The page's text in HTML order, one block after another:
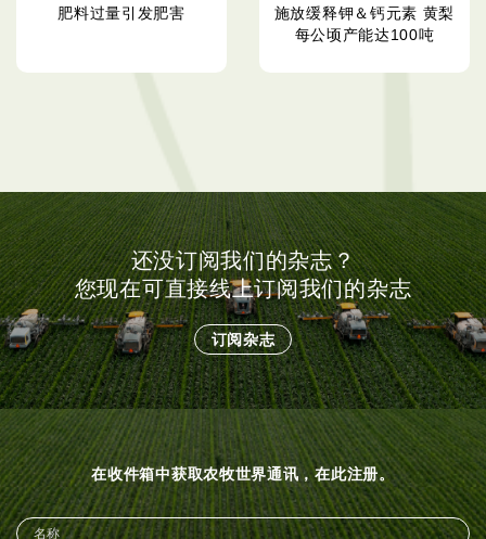
肥料过量引发肥害
施放缓释钾＆钙元素 黄梨
每公顷产能达100吨
还没订阅我们的杂志？
您现在可直接线上订阅我们的杂志
订阅杂志
在收件箱中获取农牧世界通讯，在此注册。